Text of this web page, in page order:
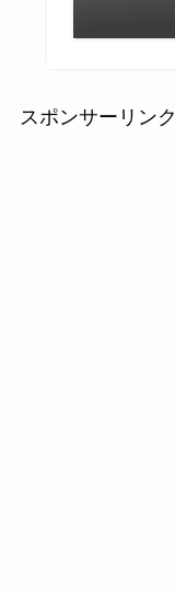
スポンサーリンク